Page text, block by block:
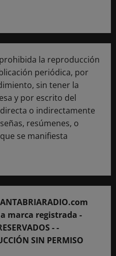
la reproducción
periódica, por
sin tener la
y por escrito del
o indirectamente
resúmenes, o
se manifiesta
marca registrada -
- -
SIN PERMISO